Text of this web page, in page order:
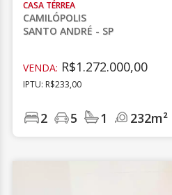
CASA TÉRREA
CAMILÓPOLIS
SANTO ANDRÉ - SP
VENDA: R$1.272.000,00
IPTU: R$233,00
2 5 1 232m²